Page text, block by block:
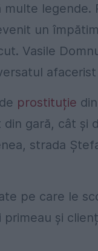
un
Vasile
afacerist
prostituție
gară, cât și
strada
pe care le
și